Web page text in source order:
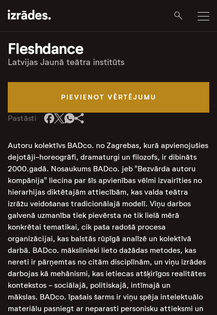
Fleshdance
Latvijas Jaunā teātra institūts
PIEVIENOT VĒRTĒJUMU
Pastāsti
Autoru kolektīvs BADco. no Zagrebas, kurā apvienojušies
dejotāji-horeogrāfi, dramaturgi un filozofs, ir dibināts
2000.gadā. Nosaukums BADco. jeb "Bezvārda autoru
kompānija" liecina par šīs apvienības vēlmi izvairīties no
hierarhijas diktētajām attiecībām, kas valda teātra
izrāžu veidošanas tradicionālajā modelī. Viņu darbos
galvenā uzmanība tiek pievērsta ne tik lielā mērā
konkrētai tematikai, cik paša radošā procesa
organizācijai, kas balstās rūpīgā analīzē un kolektīvā
darbā. BADco. mākslinieki lieto dažādas metodes, kas
nereti ir pārņemtas no citām disciplīnām, un viņu izrādes
darbojas kā mehānismi, kas ietiecas atšķirīgos realitātes
kontekstos - sociālajā, politiskajā, intīmajā un
mākslas. BADco. īpašais šarms ir viņu spēja intelektuālo
materiālu pasniegt ar neparasti personisku attieksmi un